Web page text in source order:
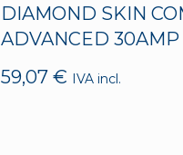
DIAMOND SKIN
ADVANCED 30AMP
59,07€ IVA incl.